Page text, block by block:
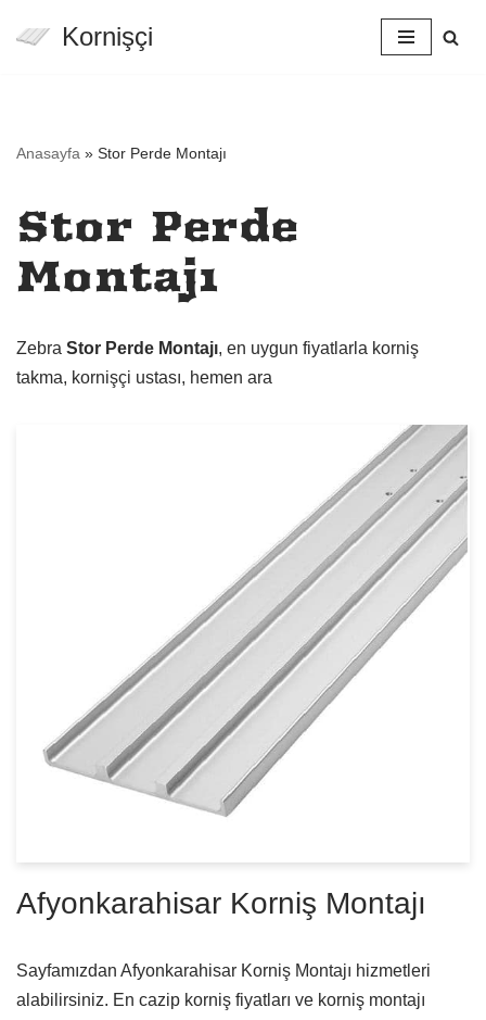
Kornişçi
Anasayfa » Stor Perde Montajı
Stor Perde
Montajı
Zebra Stor Perde Montajı, en uygun fiyatlarla korniş
takma, kornişçi ustası, hemen ara
Afyonkarahisar Korniş Montajı
Sayfamızdan Afyonkarahisar Korniş Montajı hizmetleri
alabilirsiniz. En cazip korniş fiyatları ve korniş montajı